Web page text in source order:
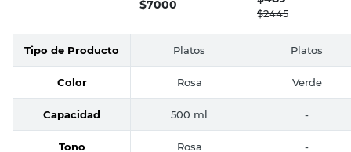
$7000
$2445
Tipo de Producto Platos Platos
Color Rosa Verde
Capacidad 500 ml -
Tono Rosa -